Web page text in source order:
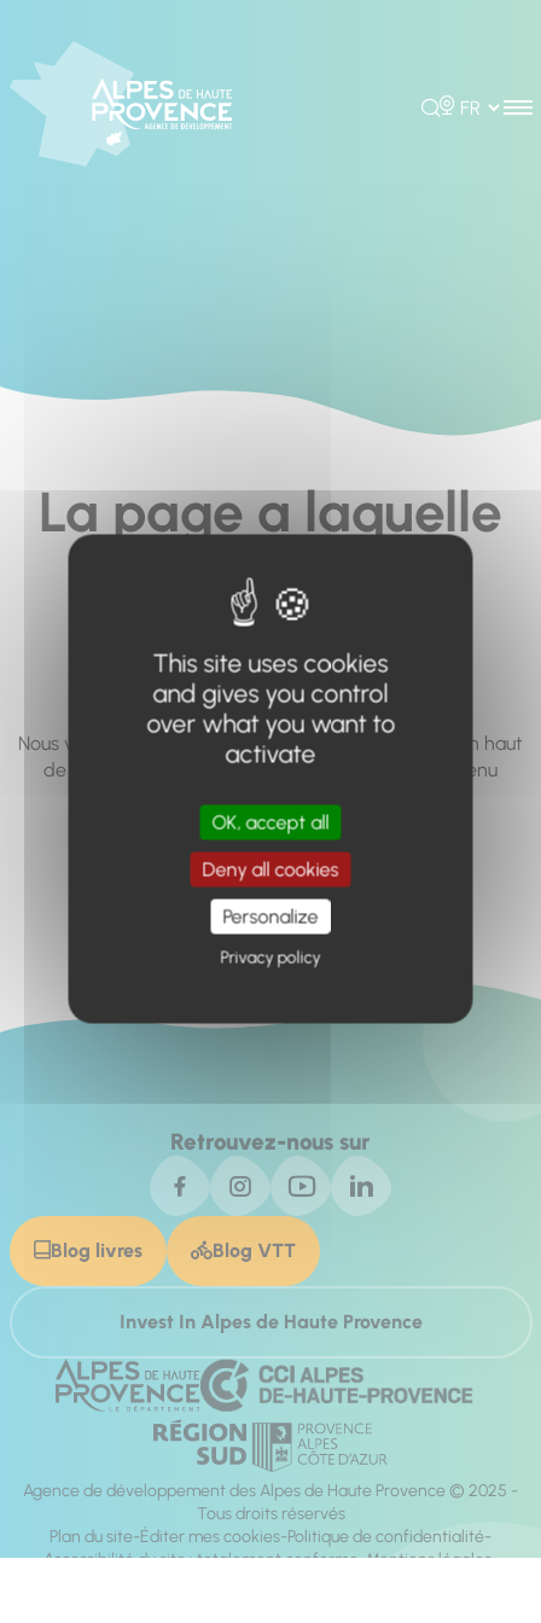
Rechercher
Choisir la
La page a laquelle
vous cherchez à
accéder n'existe
pas... ou plus.
Nous vous invitons à utiliser le moteur de recherche en haut
de page, ou à utiliser le menu pour trouver le contenu
Retour à l'accueil
Retrouvez-nous sur
Blog livres Blog VTT
Invest In Alpes de Haute Provence
Agence de développement des Alpes de Haute Provence © 2025 -
Tous droits réservés
Plan du site Éditer mes cookies Politique de confidentialité
Accessibilité du site : totalement conforme Mentions légales
This site uses cookies
and gives you control
over what you want to
activate
OK, accept all
Deny all cookies
Personalize
Privacy policy